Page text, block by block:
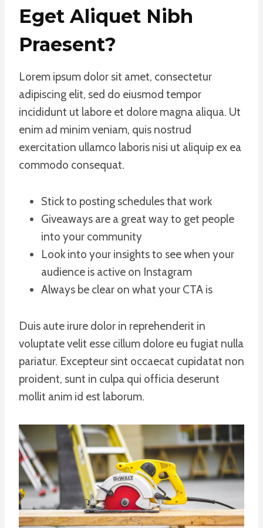
Eget Aliquet Nibh
Praesent?
Lorem ipsum dolor sit amet, consectetur
adipiscing elit, sed do eiusmod tempor
incididunt ut labore et dolore magna aliqua. Ut
enim ad minim veniam, quis nostrud
exercitation ullamco laboris nisi ut aliquip ex ea
commodo consequat.
Stick to posting schedules that work
Giveaways are a great way to get people
into your community
Look into your insights to see when your
audience is active on Instagram
Always be clear on what your CTA is
Duis aute irure dolor in reprehenderit in
voluptate velit esse cillum dolore eu fugiat nulla
pariatur. Excepteur sint occaecat cupidatat non
proident, sunt in culpa qui officia deserunt
mollit anim id est laborum.